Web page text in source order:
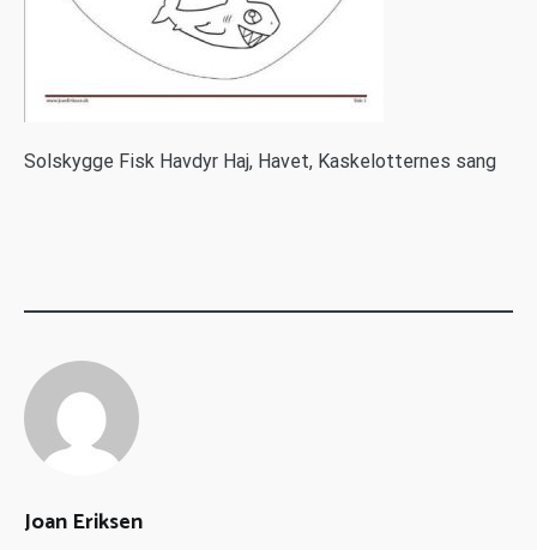
Solskygge Fisk Havdyr Haj, Havet, Kaskelotternes sang
Joan Eriksen